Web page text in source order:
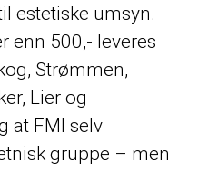
estetiske umsyn.
enn 500,- leveres
Strømmen,
Lier og
at FMI selv
gruppe – men